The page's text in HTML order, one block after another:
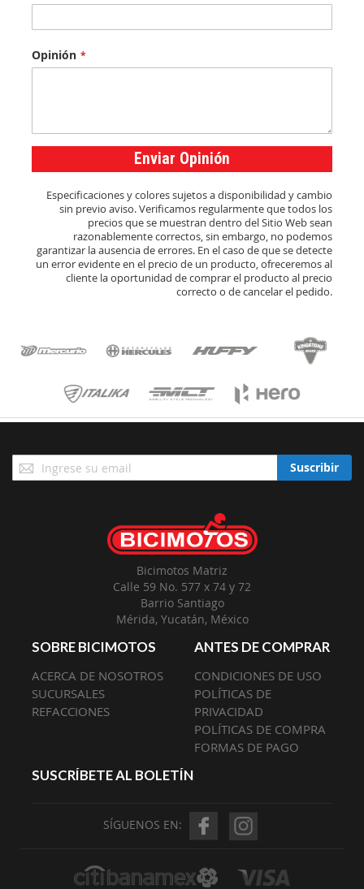
Opinión
Enviar Opinión
Especificaciones y colores sujetos a disponibilidad y cambio
sin previo aviso. Verificamos regularmente que todos los
precios que se muestran dentro del Sitio Web sean
razonablemente correctos, sin embargo, no podemos
garantizar la ausencia de errores. En el caso de que se detecte
un error evidente en el precio de un producto, ofreceremos al
cliente la oportunidad de comprar el producto al precio
correcto o de cancelar el pedido.
Suscríbase
a
Suscribir
Bicimotos Matriz
Calle 59 No. 577 x 74 y 72
Barrio Santiago
Mérida, Yucatán, México
SOBRE BICIMOTOS
ACERCA DE NOSOTROS
SUCURSALES
REFACCIONES
ANTES DE COMPRAR
CONDICIONES DE USO
POLÍTICAS DE
PRIVACIDAD
POLÍTICAS DE COMPRA
FORMAS DE PAGO
SUSCRÍBETE AL BOLETÍN
SÍGUENOS EN: